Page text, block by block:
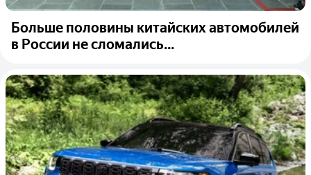
Больше половины китайских автомобилей
в России не сломались...